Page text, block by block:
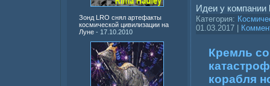
Зонд LRO снял артефакты
космической цивилизации на
Луне - 17.10.2010
Идеи у компании
Категория:
01.03.2017 |
Кремль
корабля